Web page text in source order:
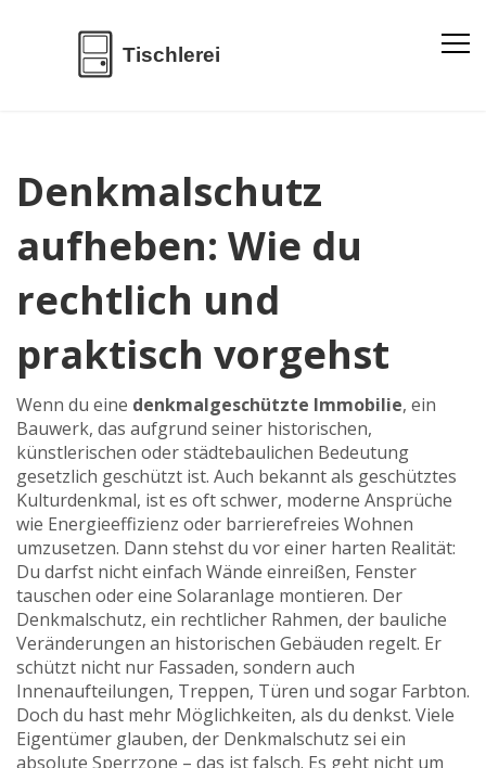
Denkmalschutz
aufheben: Wie du
rechtlich und
praktisch vorgehst
Wenn du eine denkmalgeschützte Immobilie, ein
Bauwerk, das aufgrund seiner historischen,
künstlerischen oder städtebaulichen Bedeutung
gesetzlich geschützt ist. Auch bekannt als geschütztes
Kulturdenkmal, ist es oft schwer, moderne Ansprüche
wie Energieeffizienz oder barrierefreies Wohnen
umzusetzen. Dann stehst du vor einer harten Realität:
Du darfst nicht einfach Wände einreißen, Fenster
tauschen oder eine Solaranlage montieren. Der
Denkmalschutz, ein rechtlicher Rahmen, der bauliche
Veränderungen an historischen Gebäuden regelt. Er
schützt nicht nur Fassaden, sondern auch
Innenaufteilungen, Treppen, Türen und sogar Farbton.
Doch du hast mehr Möglichkeiten, als du denkst. Viele
Eigentümer glauben, der Denkmalschutz sei ein
absolute Sperrzone – das ist falsch. Es geht nicht um